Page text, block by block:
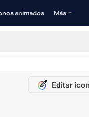
animados Más
Editar